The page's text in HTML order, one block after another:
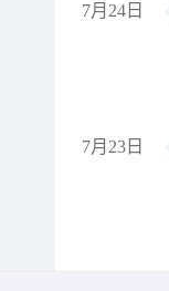
7月24日
7月23日